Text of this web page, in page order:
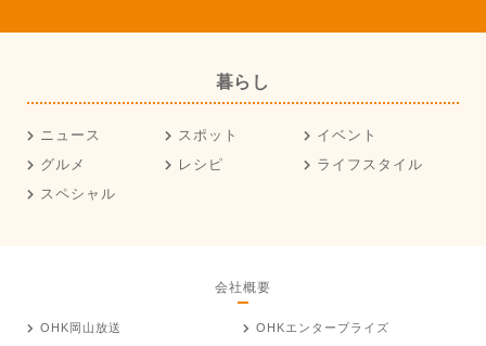
暮らし
ニュース スポット
イベント
グルメ
レシピ
ライフスタイル
スペシャル
会社概要
OHK岡山放送
OHKエンタープライズ